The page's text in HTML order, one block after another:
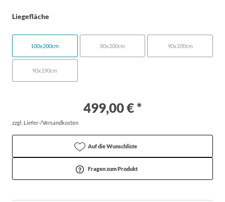
Liegefläche
100x200cm 80x200cm 90x200cm
90x190cm
499,00 € *
zzgl. Liefer-/Versandkosten
Auf die Wunschliste
Fragen zum Produkt